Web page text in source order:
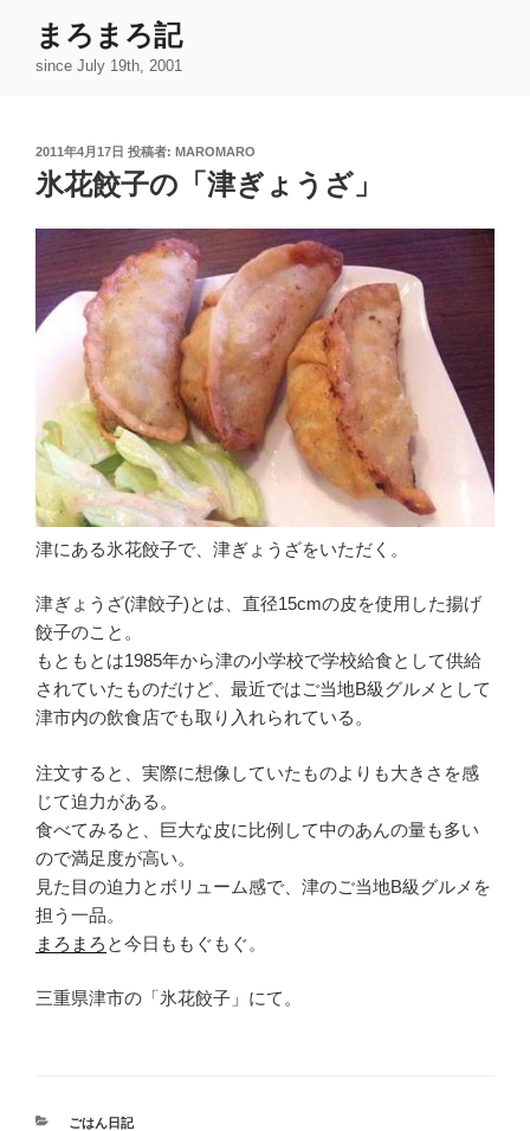
まろまろ記
since July 19th, 2001
投
稿
日:
2011年4月17日 投稿者: MAROMARO
氷花餃子の「津ぎょうざ」
津にある氷花餃子で、津ぎょうざをいただく。
津ぎょうざ(津餃子)とは、直径15cmの皮を使用した揚げ
餃子のこと。
もともとは1985年から津の小学校で学校給食として供給
されていたものだけど、最近ではご当地B級グルメとして
津市内の飲食店でも取り入れられている。
注文すると、実際に想像していたものよりも大きさを感
じて迫力がある。
食べてみると、巨大な皮に比例して中のあんの量も多い
ので満足度が高い。
見た目の迫力とボリューム感で、津のご当地B級グルメを
担う一品。
まろまろ と今日ももぐもぐ。
三重県津市の「氷花餃子」にて。
カ
ごはん日記